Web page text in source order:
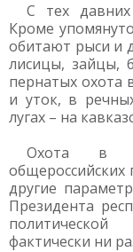
С тех
Кроме
обитают рыси и
лисицы, зайцы,
пернатых охота
и уток, в
лугах – на
Охота в
общероссийских
другие
Президента
фактически ни